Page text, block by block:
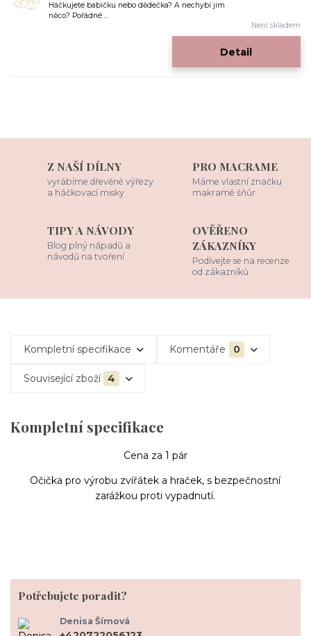
Háčkujete babičku nebo dědečka? A nechybí jim
něco? Pořádné ...
Není skladem
Detail
Z NAŠÍ DÍLNY
vyrábíme dřevěné výřezy
a háčkovací misky
PRO MACRAME
Máme vlastní značku
makramé šňůr
TIPY A NÁVODY
Blog plný nápadů a
návodů na tvoření
OVĚŘENO
ZÁKAZNÍKY
Podívejte se na recenze
od zákazníků
Kompletní specifikace Komentáře 0
Související zboží 4
Kompletní specifikace
Cena za 1 pár
Očička pro výrobu zvířátek a hraček, s bezpečnostní
zarážkou proti vypadnutí.
Potřebujete poradit?
Denisa Šímová